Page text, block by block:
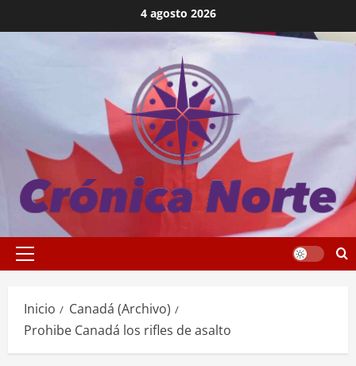
al
4 agosto 2026
Menú
Inicio
Canadá (Archivo)
Prohibe Canadá los rifles de asalto